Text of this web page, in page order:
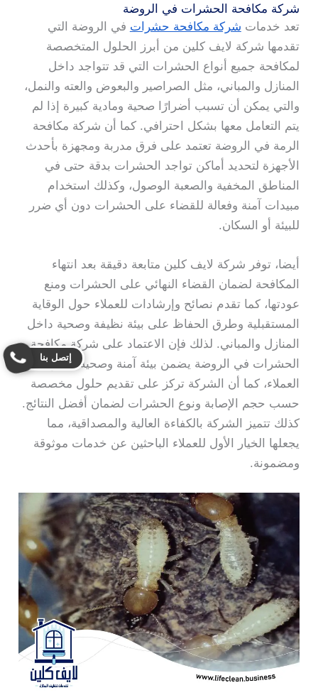
شركة مكافحة الحشرات في الروضة
تعد خدمات شركة مكافحة حشرات في الروضة التي
تقدمها شركة لايف كلين من أبرز الحلول المتخصصة
لمكافحة جميع أنواع الحشرات التي قد تتواجد داخل
المنازل والمباني، مثل الصراصير والبعوض والعته والنمل،
والتي يمكن أن تسبب أضرارًا صحية ومادية كبيرة إذا لم
يتم التعامل معها بشكل احترافي. كما أن شركة مكافحة
الرمة في الروضة تعتمد على فرق مدربة ومجهزة بأحدث
الأجهزة لتحديد أماكن تواجد الحشرات بدقة حتى في
المناطق المخفية والصعبة الوصول، وكذلك استخدام
مبيدات آمنة وفعالة للقضاء على الحشرات دون أي ضرر
للبيئة أو السكان.
أيضا، توفر شركة لايف كلين متابعة دقيقة بعد انتهاء
المكافحة لضمان القضاء النهائي على الحشرات ومنع
عودتها، كما تقدم نصائح وإرشادات للعملاء حول الوقاية
المستقبلية وطرق الحفاظ على بيئة نظيفة وصحية داخل
المنازل والمباني. لذلك فإن الاعتماد على شركة مكافحة
الحشرات في الروضة يضمن بيئة آمنة وصحية لجميع
العملاء، كما أن الشركة تركز على تقديم حلول مخصصة
حسب حجم الإصابة ونوع الحشرات لضمان أفضل النتائج.
كذلك تتميز الشركة بالكفاءة العالية والمصداقية، مما
يجعلها الخيار الأول للعملاء الباحثين عن خدمات موثوقة
ومضمونة.
إتصل بنا